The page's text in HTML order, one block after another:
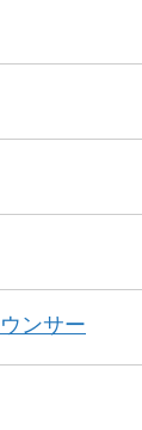
ンサー